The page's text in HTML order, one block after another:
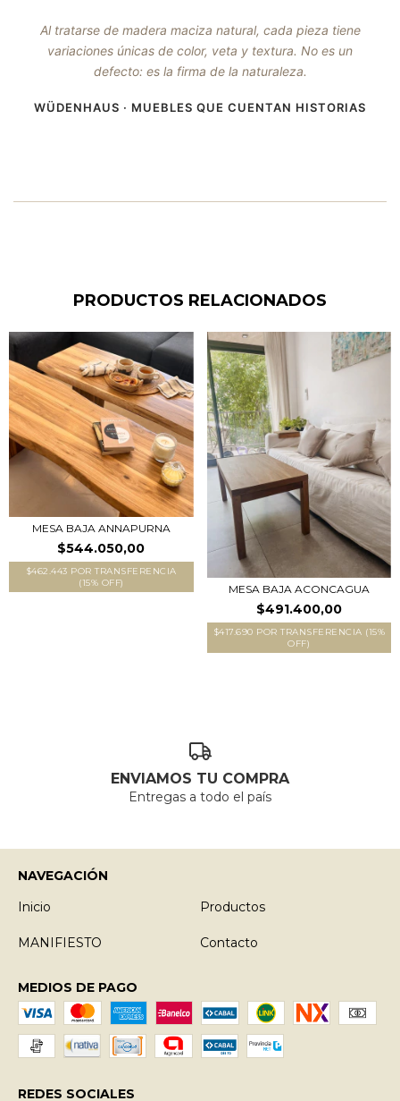
Al tratarse de madera maciza natural, cada pieza tiene
variaciones únicas de color, veta y textura. No es un
defecto: es la firma de la naturaleza.
WÜDENHAUS · MUEBLES QUE CUENTAN HISTORIAS
PRODUCTOS RELACIONADOS
MESA BAJA ANNAPURNA
$544.050,00
$462.443 POR TRANSFERENCIA
(15% OFF)
MESA BAJA ACONCAGUA
$491.400,00
$417.690 POR TRANSFERENCIA (15%
OFF)
ENVIAMOS TU COMPRA
Entregas a todo el país
NAVEGACIÓN
Inicio
Productos
MANIFIESTO Contacto
MEDIOS DE PAGO
REDES SOCIALES